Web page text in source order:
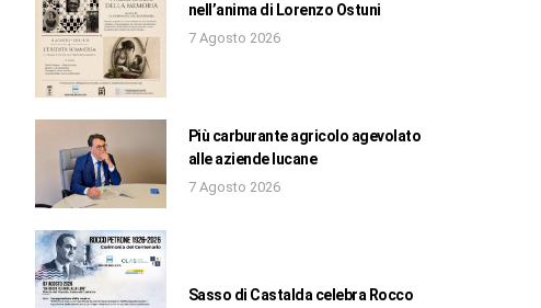
nell’anima di Lorenzo Ostuni
7 Agosto 2026
Più carburante agricolo agevolato
alle aziende lucane
7 Agosto 2026
Sasso di Castalda celebra Rocco